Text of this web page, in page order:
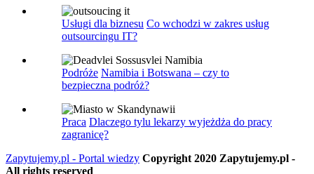
Usługi dla biznesu Co wchodzi w zakres usług
outsourcingu IT?
Podróże Namibia i Botswana – czy to
bezpieczna podróż?
Praca Dlaczego tylu lekarzy wyjeżdża do pracy
zagranicę?
Zapytujemy.pl - Portal wiedzy Copyright 2020 Zapytujemy.pl -
All rights reserved